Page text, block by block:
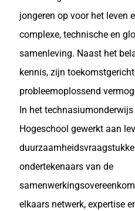
jongeren op voor het leven
complexe, technische en
samenleving. Naast het
kennis, zijn
probleemoplossend
In het
Hogeschool gewerkt aan
ondertekenaars van de
elkaars netwerk, expertise